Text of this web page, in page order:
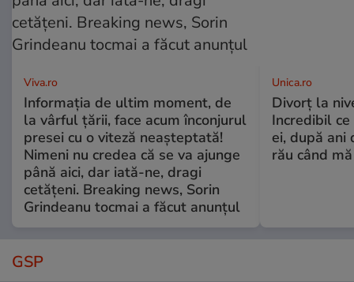
Viva.ro
Informația de ultim moment, de
la vârful țării, face acum înconjurul
presei cu o viteză neașteptată!
Nimeni nu credea că se va ajunge
până aici, dar iată-ne, dragi
cetățeni. Breaking news, Sorin
Grindeanu tocmai a făcut anunțul
Unica.ro
Divorț la
Incredibil
ei, după ani
rău când
GSP